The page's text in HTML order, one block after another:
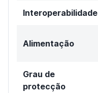
Interoperabilidade
Alimentação
Grau de
protecção